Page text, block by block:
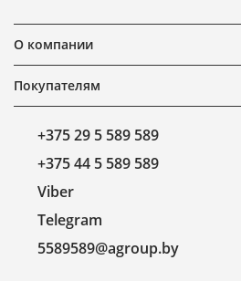
О компании
Покупателям
+375 29 5 589 589
+375 44 5 589 589
Viber
Telegram
5589589@agroup.by